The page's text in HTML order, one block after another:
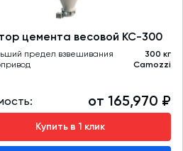
цемента весовой КС-300
предел взвешивания
300 кг
Camozzi
от 165,970 ₽
Купить в 1 клик